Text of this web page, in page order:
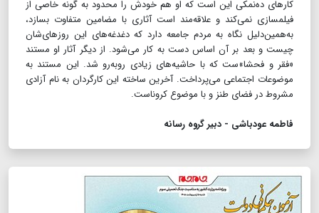
کارهای ده‌نمکی این است که او هم خودش را محدود به گونه خاصی از
فیلمسازی نمی‌کند و علاقه‌مند است آثاری با مضامین متفاوت بسازد،
به‌همین‌دلیل نگاه به مردم جامعه دارد که دغدغه‌های این روزهای‌شان
چیست و بعد بر آن اساس دست به کار می‌شود. از دیگر آثار او مستند
«فقر و فحشا»ست که با حاشیه‌های زیادی روبه‌رو شد. این مستند به
موضوعات اجتماعی می‌پرداخت. آخرین ساخته این کارگردان به نام آزادی
مشروط در فضای طنز و با موضوع کروناست.
فاطمه عودباشی - دبیر گروه رسانه